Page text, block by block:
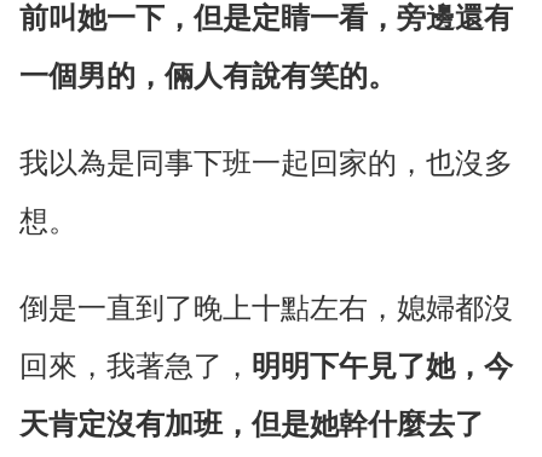
前叫她一下，但是定睛一看，旁邊還有
一個男的，倆人有說有笑的。
我以為是同事下班一起回家的，也沒多
想。
倒是一直到了晚上十點左右，媳婦都沒
回來，我著急了， 明明下午見了她，今
天肯定沒有加班，但是她幹什麼去了